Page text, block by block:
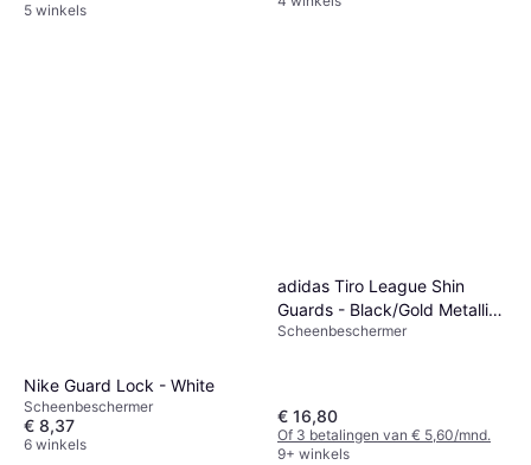
5 winkels
Nike Guard Lock - White
Scheenbeschermer
€ 8,37
6 winkels
adidas Tiro League Shin
Guards - Black/Gold Metallic/
White
Scheenbeschermer
€ 16,80
Of 3 betalingen van € 5,60/mnd.
9+ winkels